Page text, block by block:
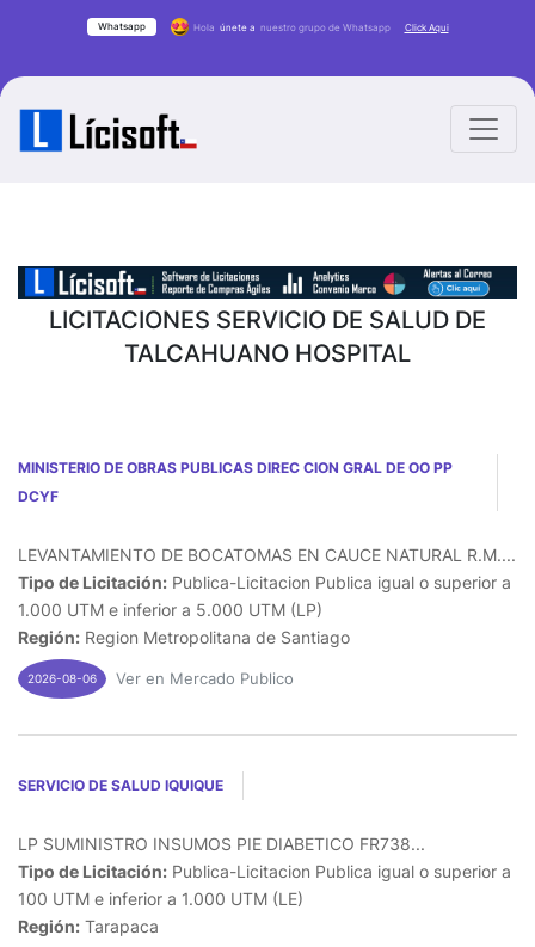
Whatsapp Hola únete a nuestro grupo de Whatsapp Click Aqui
LICITACIONES SERVICIO DE SALUD DE
TALCAHUANO HOSPITAL
MINISTERIO DE OBRAS PUBLICAS DIREC CION GRAL DE OO PP
DCYF
LEVANTAMIENTO DE BOCATOMAS EN CAUCE NATURAL R.M....
Tipo de Licitación: Publica-Licitacion Publica igual o superior a
1.000 UTM e inferior a 5.000 UTM (LP)
Región: Region Metropolitana de Santiago
2026-08-06 Ver en Mercado Publico
SERVICIO DE SALUD IQUIQUE
LP SUMINISTRO INSUMOS PIE DIABETICO FR738...
Tipo de Licitación: Publica-Licitacion Publica igual o superior a
100 UTM e inferior a 1.000 UTM (LE)
Región: Tarapaca